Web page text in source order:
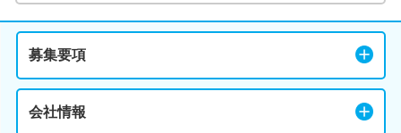
募集要項
会社情報